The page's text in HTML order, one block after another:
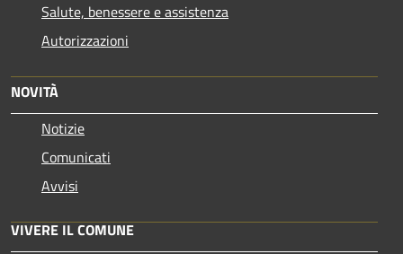
Salute, benessere e assistenza
Autorizzazioni
NOVITÀ
Notizie
Comunicati
Avvisi
VIVERE IL COMUNE